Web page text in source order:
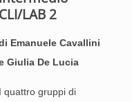
CLI/LAB 2
Emanuele Cavallini
Giulia De Lucia
I quattro gruppi di